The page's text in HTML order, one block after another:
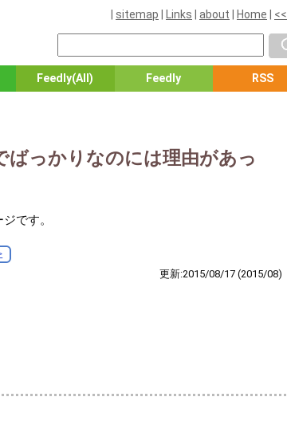
sitemap Links about Home <<
Feedly(All) Feedly RSS
ばっかりなのには理由があっ
です。
更新:2015/08/17 (2015/08)